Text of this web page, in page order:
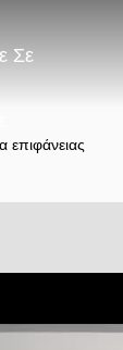
Σε
επιφάνειας